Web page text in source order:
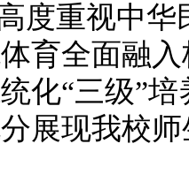
度重视中华
育全面融
化“三级”
展现我校